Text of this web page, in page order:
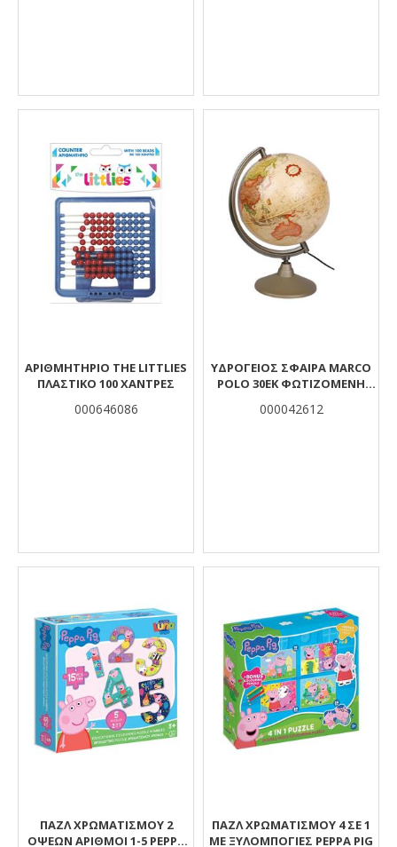
ΑΡΙΘΜΗΤΉΡΙΟ THE LITTLIES
ΠΛΑΣΤΙΚΌ 100 ΧΆΝΤΡΕΣ
000646086
ΥΔΡΟΓΕΙΟΣ ΣΦΑΙΡΑ MARCO
POLO 30ΕΚ ΦΩΤΙΖΟΜΕΝΗ
000042612
ΠΑΖΛ ΧΡΩΜΑΤΙΣΜΟΎ 2
ΌΨΕΩΝ ΑΡΙΘΜΟΊ 1-5 PEPPA
ΠΑΖΛ ΧΡΩΜΑΤΙΣΜΟΥ 4 ΣΕ 1
ΜΕ ΞΥΛΟΜΠΟΓΙΕΣ PEPPA PIG